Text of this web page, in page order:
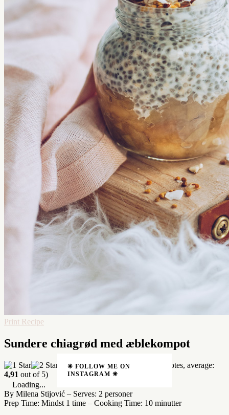
Print Recipe
Sundere chiagrød med æblekompot
votes, average:
4,91 out of 5)
Loading...
By Milena Stijović – Serves: 2 personer
Prep Time: Mindst 1 time – Cooking Time: 10 minutter
❈ FOLLOW ME ON
INSTAGRAM ❈